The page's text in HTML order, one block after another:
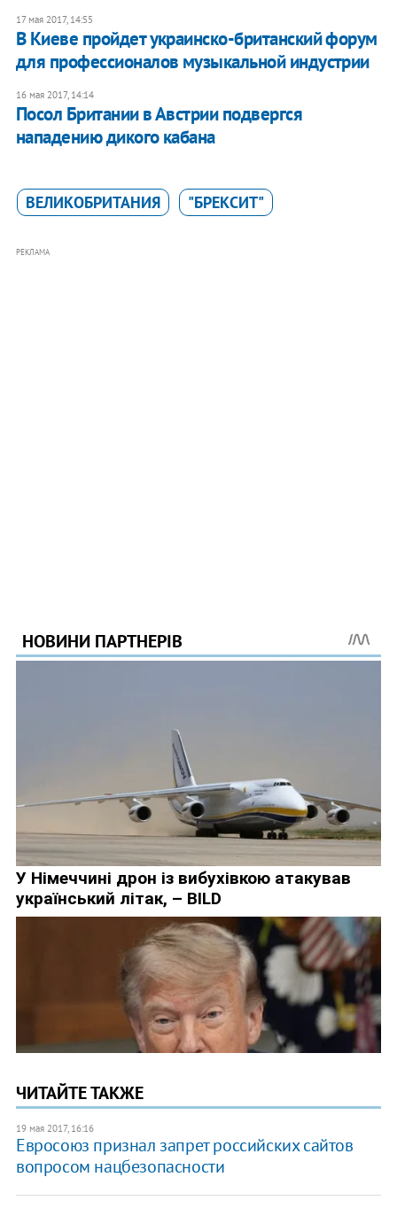
17 мая 2017, 14:55
В Киеве пройдет украинско-британский форум
для профессионалов музыкальной индустрии
16 мая 2017, 14:14
Посол Британии в Австрии подвергся
нападению дикого кабана
ВЕЛИКОБРИТАНИЯ "БРЕКСИТ"
РЕКЛАМА
ЧИТАЙТЕ ТАКЖЕ
19 мая 2017, 16:16
Евросоюз признал запрет российских сайтов
вопросом нацбезопасности